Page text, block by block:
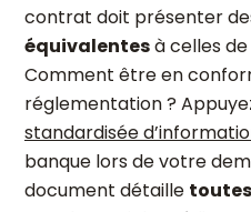
contrat doit présenter
équivalentesà celles
Comment être en
réglementation ?
standardisée
banque lors de votre
document détaille